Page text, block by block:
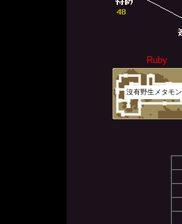
Ruby
沒有野生メタモン